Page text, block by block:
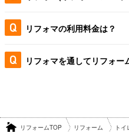
リフォマの利用料金は？
リフォマを通してリフォー
リフォームTOP リフォーム ト